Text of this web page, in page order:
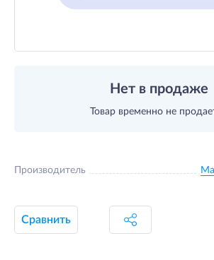
Нет в продаже
Товар временно не
Производитель
Сравнить